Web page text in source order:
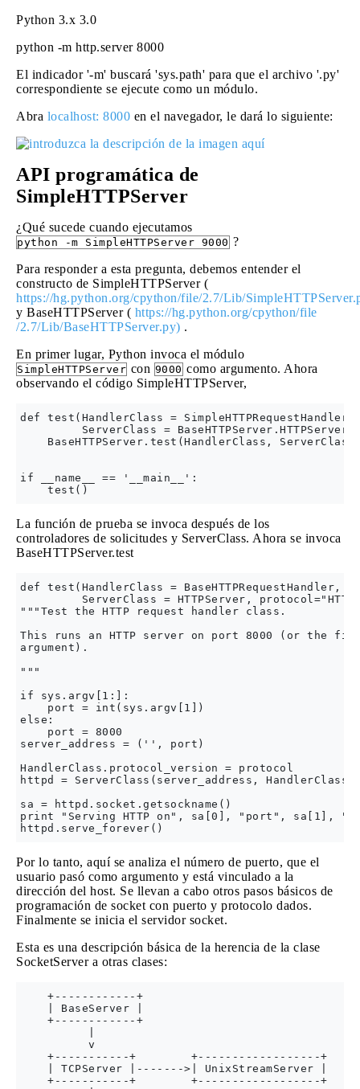
Python 3.x 3.0
python -m http.server 8000
El indicador '-m' buscará 'sys.path' para que el archivo '.py'
correspondiente se ejecute como un módulo.
Abra localhost: 8000 en el navegador, le dará lo siguiente:
API programática de
SimpleHTTPServer
¿Qué sucede cuando ejecutamos
python -m SimpleHTTPServer 9000 ?
Para responder a esta pregunta, debemos entender el
constructo de SimpleHTTPServer (
https://hg.python.org/cpython/file/2.7/Lib/
y BaseHTTPServer ( https://hg.python.org/cpython/file
/2.7/Lib/BaseHTTPServer.py) .
En primer lugar, Python invoca el módulo
SimpleHTTPServer con 9000 como argumento. Ahora
observando el código SimpleHTTPServer,
def test(HandlerClass = SimpleHTTPRequestHandler,
ServerClass =
BaseHTTPServer.test(HandlerClass,
if __name__ == '__main__':
La función de prueba se invoca después de los
controladores de solicitudes y ServerClass. Ahora se invoca
BaseHTTPServer.test
def test(HandlerClass = BaseHTTPRequestHandler,
ServerClass = HTTPServer,
"""Test the HTTP request handler class.
This runs an HTTP server on port 8000 (or the
argument).
"""
if sys.argv[1:]:
    port = int(sys.argv[1])
else:
    port = 8000
server_address = ('', port)
HandlerClass.protocol_version = protocol
httpd = ServerClass(server_address, HandlerClass)
sa = httpd.socket.getsockname()
print "Serving HTTP on", sa[0], "port", sa[1],
Por lo tanto, aquí se analiza el número de puerto, que el
usuario pasó como argumento y está vinculado a la
dirección del host. Se llevan a cabo otros pasos básicos de
programación de socket con puerto y protocolo dados.
Finalmente se inicia el servidor socket.
Esta es una descripción básica de la herencia de la clase
SocketServer a otras clases:
    +------------+
    | BaseServer |
    +------------+
          v
    +-----------+        +------------------+
    | TCPServer |------->| UnixStreamServer |
    +-----------+        +------------------+